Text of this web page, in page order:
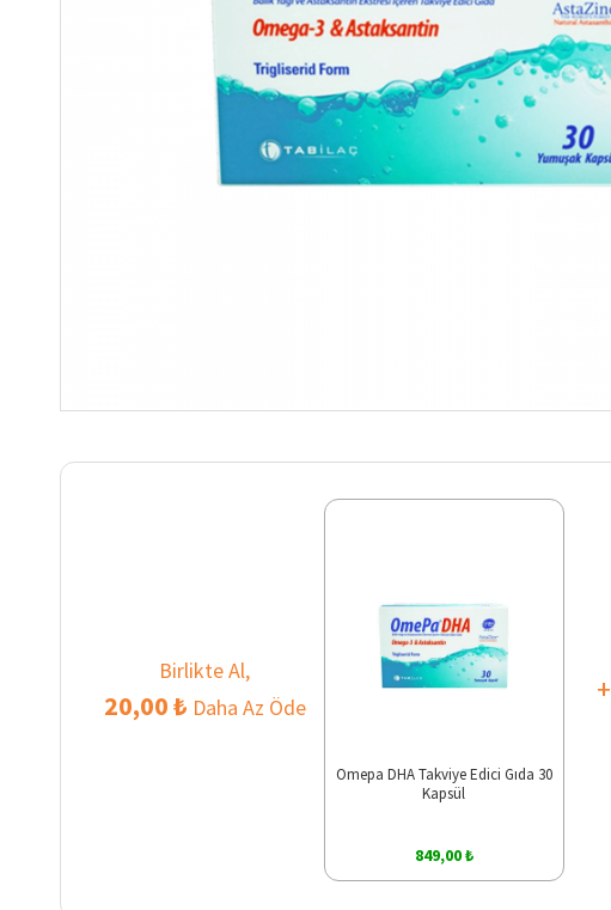
Birlikte Al,
20,00 ₺ Daha Az Öde
Omepa DHA Takviye Edici Gıda 30
Kapsül
849,00 ₺
+